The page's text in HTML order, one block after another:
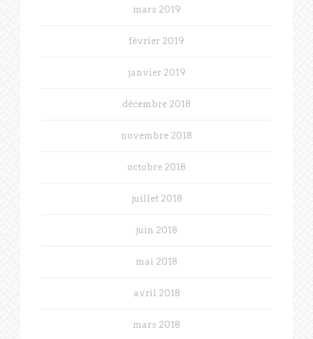
mars 2019
février 2019
janvier 2019
décembre 2018
novembre 2018
octobre 2018
juillet 2018
juin 2018
mai 2018
avril 2018
mars 2018